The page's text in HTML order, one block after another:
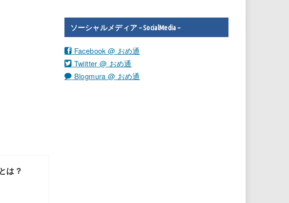
は？
ソーシャルメディア – SocialMedia –
Facebook @ おめ通
Twiitter @ おめ通
Blogmura @ おめ通